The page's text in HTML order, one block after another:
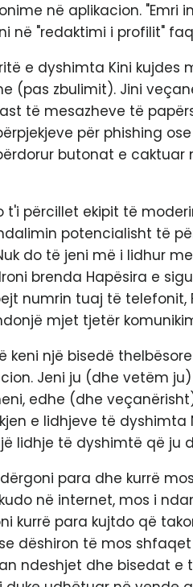
në aplikacion.
në "redaktimi i profilit"
e dyshimta Kini
(pas zbulimit). Jini
të mesazheve të
për phishing
butonat e
t'i përcillet ekipit të
potencialisht të
do të jeni më i lidhur
brenda Hapësira e
numrin tuaj të telefonit,
mjet tjetër
keni një bisedë
Jeni ju (dhe vetëm
edhe (dhe
e lidhjeve të dyshimta
lidhje të dyshimtë që ju
para dhe kurrë
në internet, mos i
kurrë para kujtdo që
dëshiron të mos
ndeshjet dhe bisedat e